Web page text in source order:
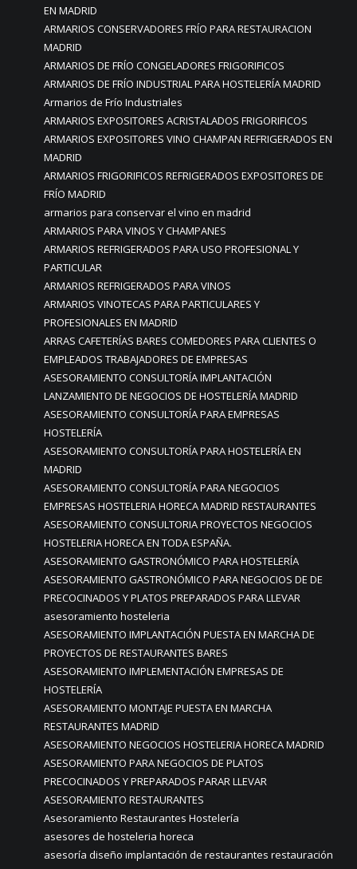
EN MADRID
ARMARIOS CONSERVADORES FRÍO PARA RESTAURACION
MADRID
ARMARIOS DE FRÍO CONGELADORES FRIGORIFICOS
ARMARIOS DE FRÍO INDUSTRIAL PARA HOSTELERÍA MADRID
Armarios de Frío Industriales
ARMARIOS EXPOSITORES ACRISTALADOS FRIGORIFICOS
ARMARIOS EXPOSITORES VINO CHAMPAN REFRIGERADOS EN
MADRID
ARMARIOS FRIGORIFICOS REFRIGERADOS EXPOSITORES DE
FRÍO MADRID
armarios para conservar el vino en madrid
ARMARIOS PARA VINOS Y CHAMPANES
ARMARIOS REFRIGERADOS PARA USO PROFESIONAL Y
PARTICULAR
ARMARIOS REFRIGERADOS PARA VINOS
ARMARIOS VINOTECAS PARA PARTICULARES Y
PROFESIONALES EN MADRID
ARRAS CAFETERÍAS BARES COMEDORES PARA CLIENTES O
EMPLEADOS TRABAJADORES DE EMPRESAS
ASESORAMIENTO CONSULTORÍA IMPLANTACIÓN
LANZAMIENTO DE NEGOCIOS DE HOSTELERÍA MADRID
ASESORAMIENTO CONSULTORÍA PARA EMPRESAS
HOSTELERÍA
ASESORAMIENTO CONSULTORÍA PARA HOSTELERÍA EN
MADRID
ASESORAMIENTO CONSULTORÍA PARA NEGOCIOS
EMPRESAS HOSTELERIA HORECA MADRID RESTAURANTES
ASESORAMIENTO CONSULTORIA PROYECTOS NEGOCIOS
HOSTELERIA HORECA EN TODA ESPAÑA.
ASESORAMIENTO GASTRONÓMICO PARA HOSTELERÍA
ASESORAMIENTO GASTRONÓMICO PARA NEGOCIOS DE DE
PRECOCINADOS Y PLATOS PREPARADOS PARA LLEVAR
asesoramiento hosteleria
ASESORAMIENTO IMPLANTACIÓN PUESTA EN MARCHA DE
PROYECTOS DE RESTAURANTES BARES
ASESORAMIENTO IMPLEMENTACIÓN EMPRESAS DE
HOSTELERÍA
ASESORAMIENTO MONTAJE PUESTA EN MARCHA
RESTAURANTES MADRID
ASESORAMIENTO NEGOCIOS HOSTELERIA HORECA MADRID
ASESORAMIENTO PARA NEGOCIOS DE PLATOS
PRECOCINADOS Y PREPARADOS PARAR LLEVAR
ASESORAMIENTO RESTAURANTES
Asesoramiento Restaurantes Hostelería
asesores de hosteleria horeca
asesoría diseño implantación de restaurantes restauración